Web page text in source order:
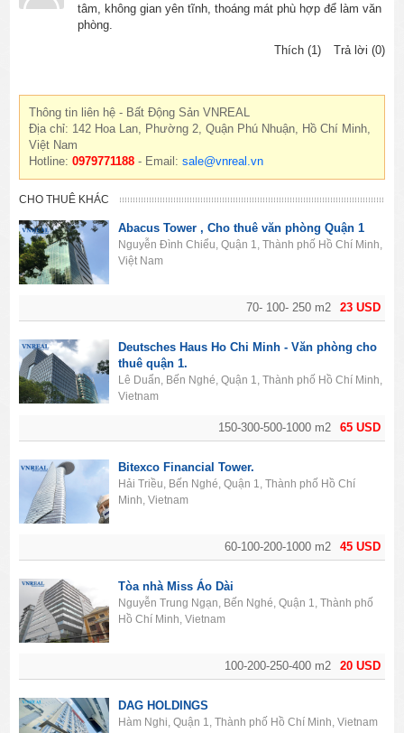
tâm, không gian yên tĩnh, thoáng mát phù hợp để làm văn
phòng.
Thích (1)
Trả lời (0)
Thông tin liên hệ - Bất Động Sản VNREAL
Địa chỉ: 142 Hoa Lan, Phường 2, Quận Phú Nhuận, Hồ Chí Minh,
Việt Nam
Hotline:0979771188 - Email:sale@vnreal.vn
CHO THUÊ KHÁC
23 USD
70- 100- 250 m2
Abacus Tower , Cho thuê văn phòng Quận 1
Nguyễn Đình Chiểu, Quận 1, Thành phố Hồ Chí Minh,
Việt Nam
65 USD
150-300-500-1000 m2
Deutsches Haus Ho Chi Minh - Văn phòng cho
thuê quận 1.
Lê Duẩn, Bến Nghé, Quận 1, Thành phố Hồ Chí Minh,
Vietnam
45 USD
60-100-200-1000 m2
Bitexco Financial Tower.
Hải Triều, Bến Nghé, Quận 1, Thành phố Hồ Chí
Minh, Vietnam
20 USD
100-200-250-400 m2
Tòa nhà Miss Áo Dài
Nguyễn Trung Ngạn, Bến Nghé, Quận 1, Thành phố
Hồ Chí Minh, Vietnam
DAG HOLDINGS
Hàm Nghi, Quận 1, Thành phố Hồ Chí Minh, Vietnam